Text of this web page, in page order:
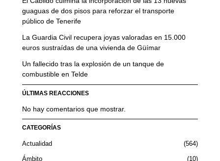
guaguas de dos pisos para reforzar el transporte
público de Tenerife
La Guardia Civil recupera joyas valoradas en 15.000
euros sustraídas de una vivienda de Güímar
Un fallecido tras la explosión de un tanque de
combustible en Telde
ÚLTIMAS REACCIONES
No hay comentarios que mostrar.
CATEGORÍAS
Actualidad 564
Ámbito 10